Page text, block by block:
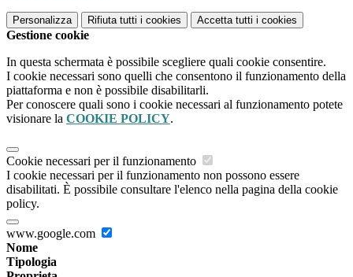
Personalizza Rifiuta tutti i cookies Accetta tutti i cookies
Gestione cookie
In questa schermata è possibile scegliere quali cookie consentire.
I cookie necessari sono quelli che consentono il funzionamento della
piattaforma e non è possibile disabilitarli.
Per conoscere quali sono i cookie necessari al funzionamento potete
visionare la COOKIE POLICY.
Cookie necessari per il funzionamento
I cookie necessari per il funzionamento non possono essere
disabilitati. È possibile consultare l'elenco nella pagina della cookie
policy.
www.google.com
Nome
Tipologia